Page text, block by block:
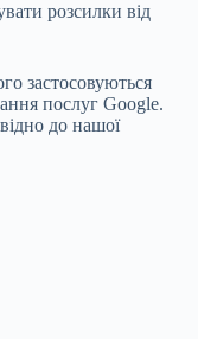
розсилки від
застосовуються
послуг Google.
до нашої